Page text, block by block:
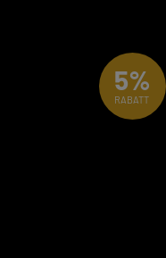
5%
RABATT